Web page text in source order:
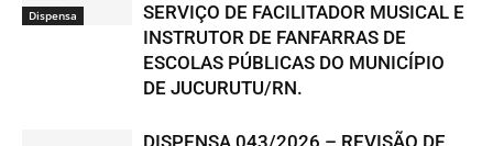
Dispensa
SERVIÇO DE FACILITADOR MUSICAL E
INSTRUTOR DE FANFARRAS DE
ESCOLAS PÚBLICAS DO MUNICÍPIO
DE JUCURUTU/RN.
DISPENSA 043/2026 – REVISÃO DE